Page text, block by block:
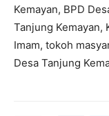
Kemayan, BPD
Tanjung Kemayan,
Imam, tokoh
Desa Tanjung